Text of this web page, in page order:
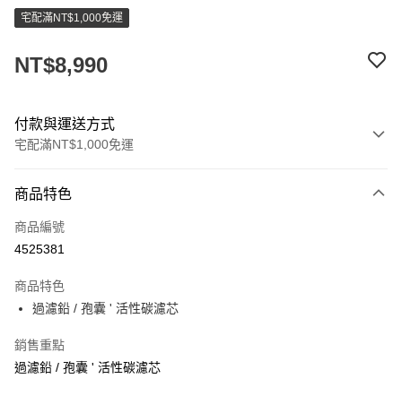
宅配滿NT$1,000免運
NT$8,990
付款與運送方式
宅配滿NT$1,000免運
信用卡一次付款
LINE Pay
悠遊付
ATM付款
商品特色
商品編號
4525381
商品特色
過濾鉛 / 孢囊 ' 活性碳濾芯
銷售重點
過濾鉛 / 孢囊 ' 活性碳濾芯